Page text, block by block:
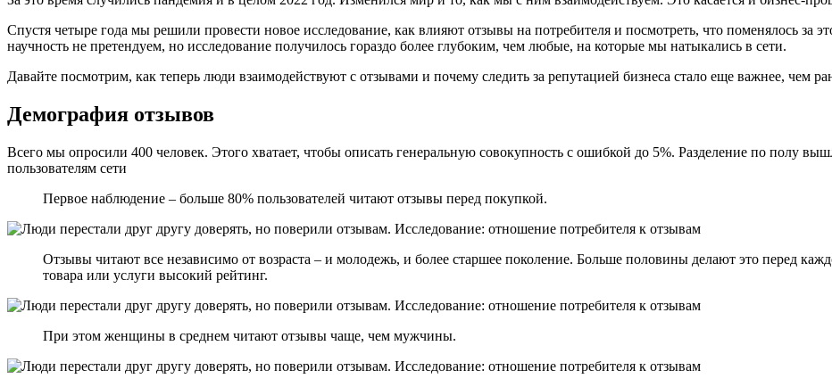
Спустя четыре года мы решили провести новое исследование, как влияют отзывы на потребителя и посмотреть, что поменялось за
научность не претендуем, но исследование получилось гораздо более глубоким, чем любые, на которые мы натыкались в сети.
Давайте посмотрим, как теперь люди взаимодействуют с отзывами и почему следить за репутацией бизнеса стало еще важнее, чем
Демография отзывов
Всего мы опросили 400 человек. Этого хватает, чтобы описать генеральную совокупность с ошибкой до 5%. Разделение по полу
пользователям сети
Первое наблюдение – больше 80% пользователей читают отзывы перед покупкой.
Отзывы читают все независимо от возраста – и молодежь, и более старшее поколение. Больше половины делают это перед
товара или услуги высокий рейтинг.
При этом женщины в среднем читают отзывы чаще, чем мужчины.